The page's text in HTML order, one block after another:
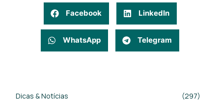
Facebook LinkedIn
WhatsApp Telegram
Dicas & Notícias (297)